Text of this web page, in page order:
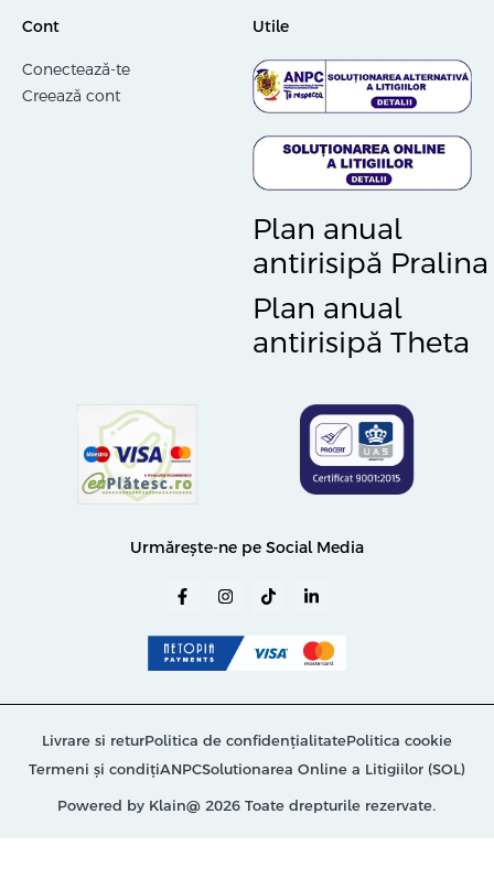
Cont
Conectează-te
Creează cont
Utile
Plan anual
antirisipă Pralina
Plan anual
antirisipă Theta
Urmărește-ne pe Social Media
Powered by Klain@ 2026 Toate drepturile rezervate.
Livrare si returPolitica de confidențialitatePolitica cookie
Termeni și condițiANPCSolutionarea Online a Litigiilor (SOL)